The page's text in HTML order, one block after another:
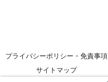
プライバシーポリシー・免責事項
サイトマップ